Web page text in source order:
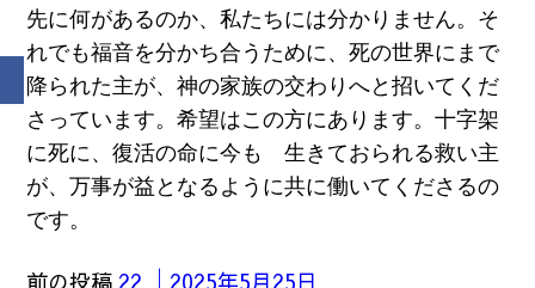
先に何があるのか、私たちには分かりません。そ
れでも福音を分かち合うために、死の世界にまで
降られた主が、神の家族の交わりへと招いてくだ
さっています。希望はこの方にあります。十字架
に死に、復活の命に今も 生きておられる救い主
が、万事が益となるように共に働いてくださるの
です。
前の投稿 22 │2025年5月25日